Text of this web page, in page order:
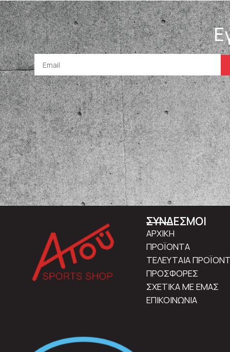
ΣΥΝΔΕΣΜΟΙ
ΑΡΧΙΚΗ
ΠΡΟΪΟΝΤΑ
ΤΕΛΕΥΤΑΙΑ
ΠΡΟΣΦΟΡΕΣ
ΣΧΕΤΙΚΑ ΜΕ ΕΜΑΣ
ΕΠΙΚΟΙΝΩΝΙΑ